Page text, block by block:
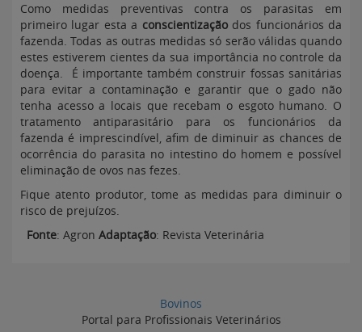
Como medidas preventivas contra os parasitas em
primeiro lugar esta a conscientizaçãodos funcionários da
fazenda. Todas as outras medidas só serão válidas quando
estes estiverem cientes da sua importância no controle da
doença. É importante também construir fossas sanitárias
para evitar a contaminação e garantir que o gado não
tenha acesso a locais que recebam o esgoto humano. O
tratamento antiparasitário para os funcionários da
fazenda é imprescindível, afim de diminuir as chances de
ocorrência do parasita no intestino do homem e possível
eliminação de ovos nas fezes.
Fique atento produtor, tome as medidas para diminuir o
risco de prejuízos.
Fonte: Agron Adaptação: Revista Veterinária
Bovinos
Portal para Profissionais Veterinários